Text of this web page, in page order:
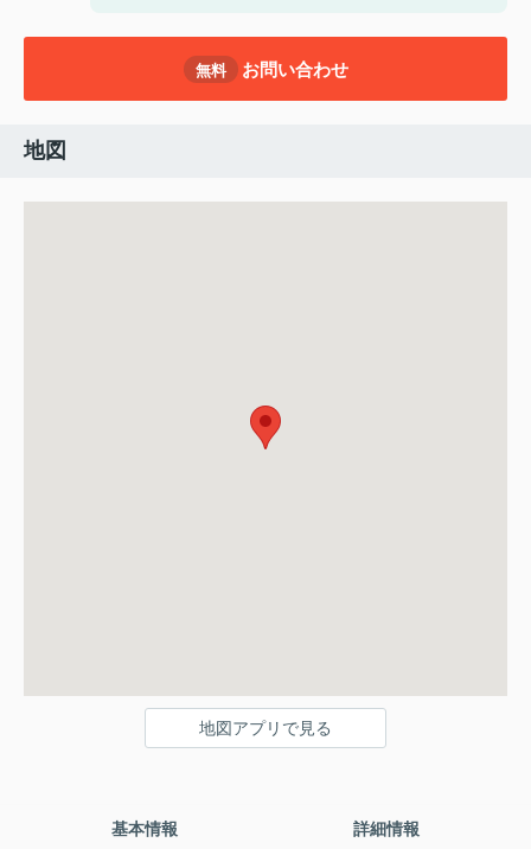
無料 お問い合わせ
地図
地図アプリで見る
基本情報 詳細情報